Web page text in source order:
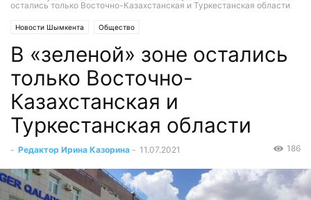
остались только Восточно-Казахстанская и Туркестанская области
Новости Шымкента Общество
В «зеленой» зоне остались
только Восточно-
Казахстанская и
Туркестанская области
- Редактор Ирина Казорина - 11.07.2021 186